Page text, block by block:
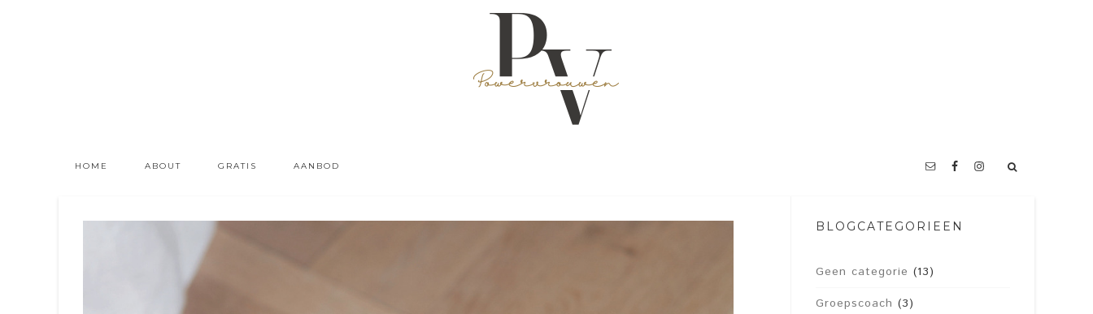
HOME ABOUT GRATIS AANBOD
BLOGCATEGORIEËN
Geen categorie (13)
Groepscoach (3)